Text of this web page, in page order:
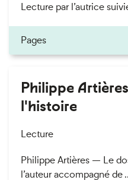
Lecture par l’autrice
Pages
Philippe
l'histoire
Lecture
Philippe Artières — Le
l’auteur accompagné de